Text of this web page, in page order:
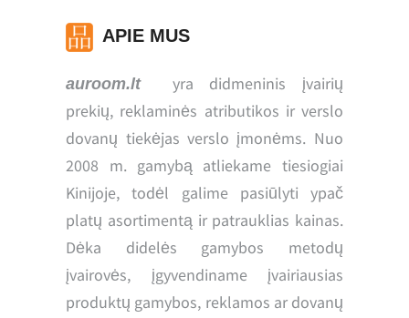
APIE MUS
auroom.ltyra didmeninis įvairių
prekių, reklaminės atributikos ir verslo
dovanų tiekėjas verslo įmonėms. Nuo
2008 m. gamybą atliekame tiesiogiai
Kinijoje, todėl galime pasiūlyti ypač
platų asortimentą ir patrauklias kainas.
Dėka didelės gamybos metodų
įvairovės, įgyvendiname įvairiausias
produktų gamybos, reklamos ar dovanų